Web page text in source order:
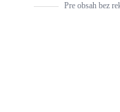
Pre obsah bez